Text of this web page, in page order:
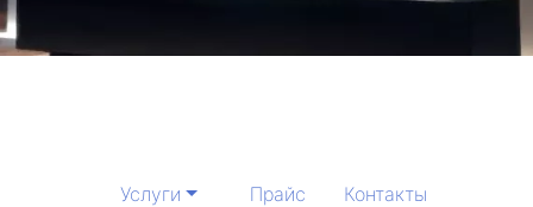
Услуги Прайс
Контакты